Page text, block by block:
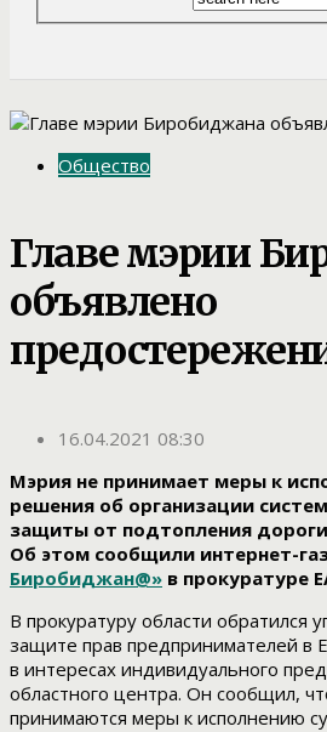
Общество
Главе мэрии
объявлено
16.04.2021 08:30
Мэрия не принимает меры к
решения об организации
защиты от подтопления
Об этом сообщили интернет-
Биробиджан@» в прокуратуре
В прокуратуру области обратился
защите прав предпринимателей в
в интересах индивидуального
областного центра. Он сообщил,
принимаются меры к исполнению